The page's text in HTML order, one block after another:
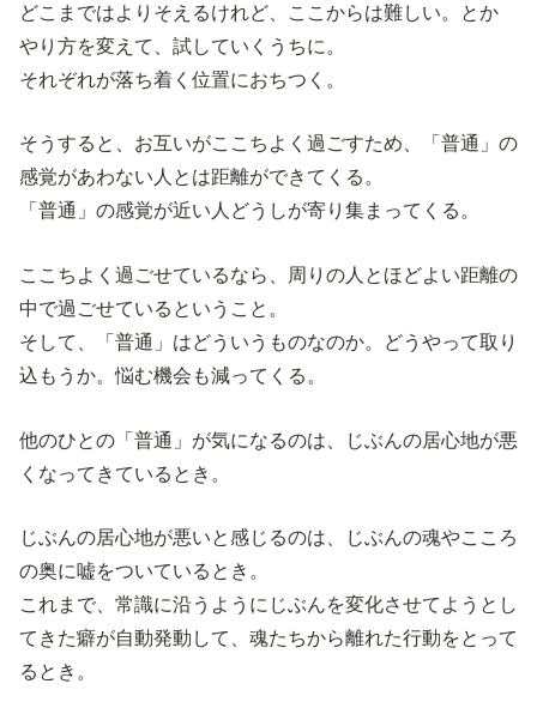
どこまではよりそえるけれど、ここからは難しい。とか
やり方を変えて、試していくうちに。
それぞれが落ち着く位置におちつく。
そうすると、お互いがここちよく過ごすため、「普通」の
感覚があわない人とは距離ができてくる。
「普通」の感覚が近い人どうしが寄り集まってくる。
ここちよく過ごせているなら、周りの人とほどよい距離の
中で過ごせているということ。
そして、「普通」はどういうものなのか。どうやって取り
込もうか。悩む機会も減ってくる。
他のひとの「普通」が気になるのは、じぶんの居心地が悪
くなってきているとき。
じぶんの居心地が悪いと感じるのは、じぶんの魂やこころ
の奥に嘘をついているとき。
これまで、常識に沿うようにじぶんを変化させてようとし
てきた癖が自動発動して、魂たちから離れた行動をとって
るとき。